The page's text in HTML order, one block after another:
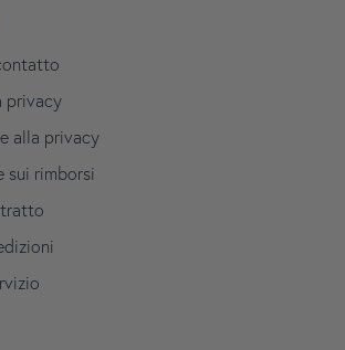
privacy
alla privacy
sui rimborsi